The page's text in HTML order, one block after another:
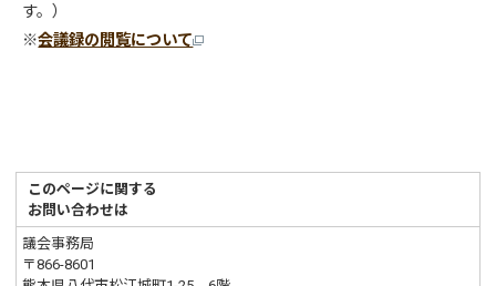
す。）
※会議録の閲覧について
このページに関する
お問い合わせは
議会事務局
〒866-8601